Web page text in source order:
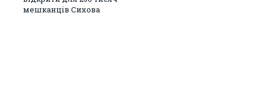
мешканців Сихова